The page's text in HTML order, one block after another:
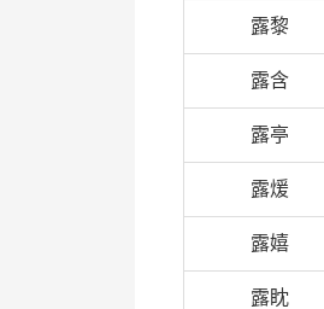
露黎
露含
露亭
露煖
露嬉
露眈